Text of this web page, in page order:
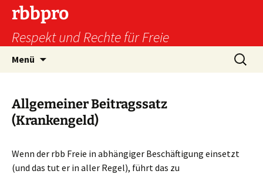
Zum
Inhalt
springen
rbbpro
Respekt und Rechte für Freie
Menü
Suchen
nach:
Allgemeiner Beitragssatz
(Krankengeld)
Wenn der rbb Freie in abhängiger Beschäftigung einsetzt
(und das tut er in aller Regel), führt das zu